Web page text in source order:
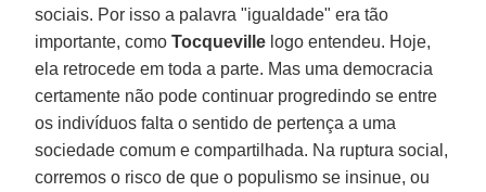
sociais. Por isso a palavra "igualdade" era tão
importante, comoTocqueville logo entendeu. Hoje,
ela retrocede em toda a parte. Mas uma democracia
certamente não pode continuar progredindo se entre
os indivíduos falta o sentido de pertença a uma
sociedade comum e compartilhada. Na ruptura social,
corremos o risco de que o populismo se insinue, ou